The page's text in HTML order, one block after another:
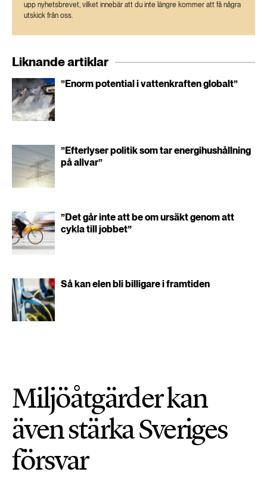
upp nyhetsbrevet, vilket innebär att du inte längre kommer att få några
utskick från oss.
Liknande artiklar
”Enorm potential i vattenkraften globalt”
”Efterlyser politik som tar energihushållning
på allvar”
”Det går inte att be om ursäkt genom att
cykla till jobbet”
Så kan elen bli billigare i framtiden
Miljöåtgärder kan
även stärka Sveriges
försvar